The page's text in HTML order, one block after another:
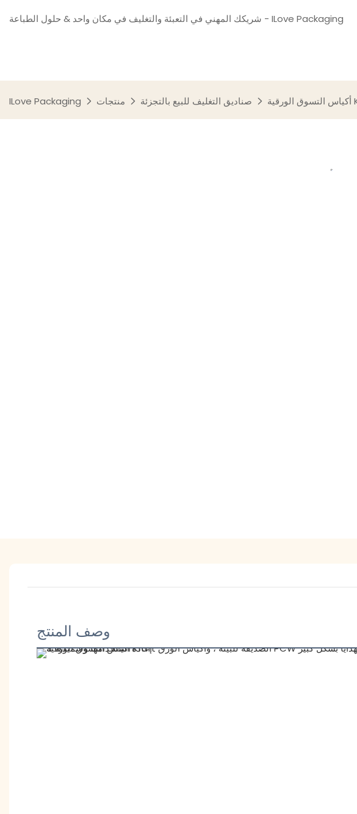
شريكك المهني في التعبئة والتغليف في مكان واحد & حلول الطباعة - ILove Packaging
ILove Packaging منتجات صناديق التغليف للبيع بالتجزئة
وصف المنتج